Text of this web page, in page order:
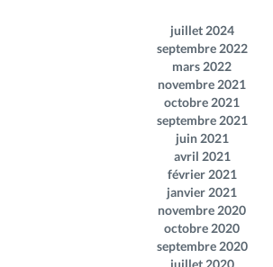
juillet 2024
septembre 2022
mars 2022
novembre 2021
octobre 2021
septembre 2021
juin 2021
avril 2021
février 2021
janvier 2021
novembre 2020
octobre 2020
septembre 2020